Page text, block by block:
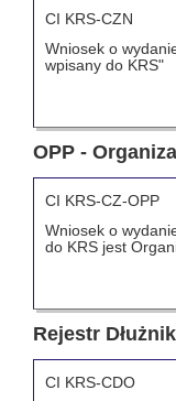
CI KRS-CZN
Wniosek o
wpisany do KRS"
OPP -
CI KRS-CZ-OPP
Wniosek o
do KRS jest
Rejestr
CI KRS-CDO